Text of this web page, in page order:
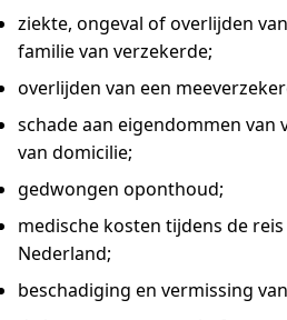
ziekte, ongeval of overlijden
familie van verzekerde;
overlijden van een
schade aan eigendommen van
van domicilie;
gedwongen oponthoud;
medische kosten tijdens de
Nederland;
beschadiging en vermissing